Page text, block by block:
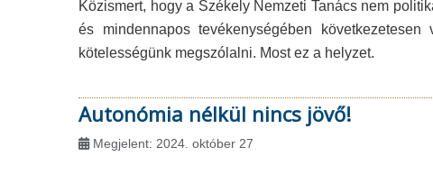
Közismert, hogy a Székely Nemzeti Tanács nem
és mindennapos tevékenységében
kötelességünk megszólalni. Most ez a helyzet.
Autonómia nélkül nincs jövő!
Megjelent: 2024. október 27